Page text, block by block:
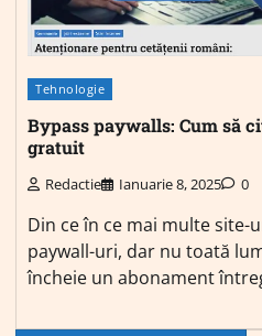
Tehnologie
Bypass paywalls: Cum să
gratuit
Redactie Ianuarie 8, 2025 0
Din ce în ce mai multe
paywall-uri, dar nu toată
încheie un abonament